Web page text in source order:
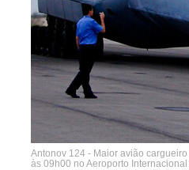
Antonov 124 - Maior avião
às 09h00 no Aeroporto